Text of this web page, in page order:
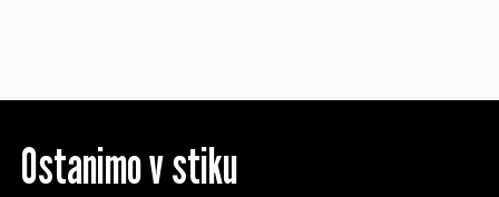
Ostanimo v stiku